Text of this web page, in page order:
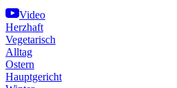
Video
Herzhaft
Vegetarisch
Alltag
Ostern
Hauptgericht